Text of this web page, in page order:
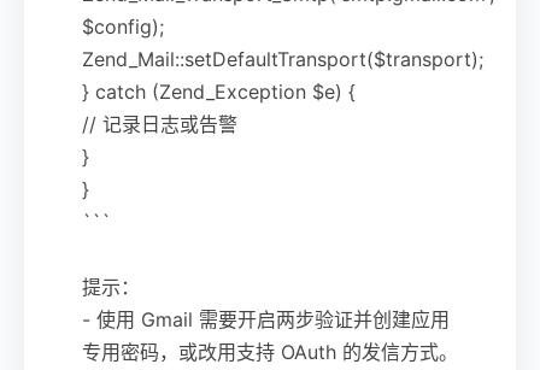
$config);
Zend_Mail::setDefaultTransport($transport);
} catch (Zend_Exception $e) {
// 记录日志或告警
}
}
```
提示：
- 使用 Gmail 需要开启两步验证并创建应用
专用密码，或改用支持 OAuth 的发信方式。